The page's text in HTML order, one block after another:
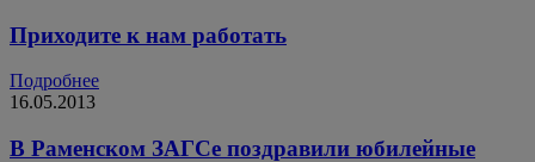
Приходите к нам работать
Подробнее
16.05.2013
В Раменском ЗАГСе поздравили юбилейные